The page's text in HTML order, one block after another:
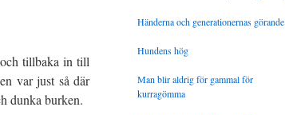
tillbaka in till
var just så där
dunka burken.
Händerna och generationernas görande
Hundens hög
Man blir aldrig för gammal för
kurragömma